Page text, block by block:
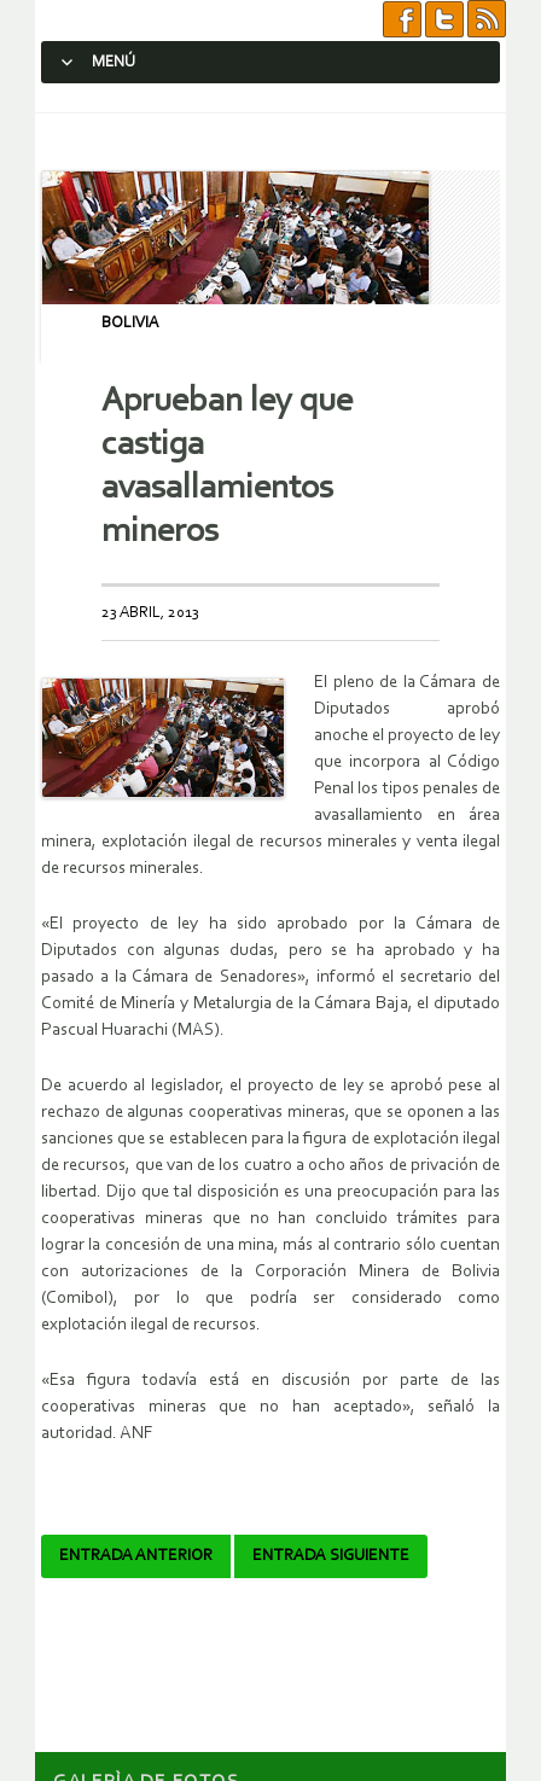
MENÚ
BOLIVIA
Aprueban ley que
castiga
avasallamientos
mineros
23 ABRIL, 2013
El pleno de la Cámara de
Diputados aprobó
anoche el proyecto de ley
que incorpora al Código
Penal los tipos penales de
avasallamiento en área
minera, explotación ilegal de recursos minerales y venta ilegal
de recursos minerales.
«El proyecto de ley ha sido aprobado por la Cámara de
Diputados con algunas dudas, pero se ha aprobado y ha
pasado a la Cámara de Senadores», informó el secretario del
Comité de Minería y Metalurgia de la Cámara Baja, el diputado
Pascual Huarachi (MAS).
De acuerdo al legislador, el proyecto de ley se aprobó pese al
rechazo de algunas cooperativas mineras, que se oponen a las
sanciones que se establecen para la figura de explotación ilegal
de recursos, que van de los cuatro a ocho años de privación de
libertad. Dijo que tal disposición es una preocupación para las
cooperativas mineras que no han concluido trámites para
lograr la concesión de una mina, más al contrario sólo cuentan
con autorizaciones de la Corporación Minera de Bolivia
(Comibol), por lo que podría ser considerado como
explotación ilegal de recursos.
«Esa figura todavía está en discusión por parte de las
cooperativas mineras que no han aceptado», señaló la
autoridad. ANF
Navegador
ENTRADA ANTERIOR ENTRADA SIGUIENTE